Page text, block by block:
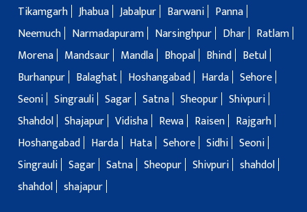
Tikamgarh Jhabua Jabalpur Barwani
Panna
Neemuch
Narmadapuram Narsinghpur Dhar
Ratlam
Morena
Mandsaur Mandla Bhopal Bhind
Betul
Burhanpur
Balaghat Hoshangabad Harda Sehore
Seoni Singrauli Sagar Satna Sheopur Shivpuri
Shahdol Shajapur Vidisha Rewa Raisen
Rajgarh
Hoshangabad
Harda Hata Sehore Sidhi Seoni
Singrauli Sagar Satna Sheopur Shivpuri shahdol
shahdol shajapur